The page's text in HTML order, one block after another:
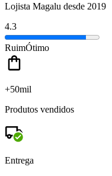
Lojista Magalu desde 2019
4.3
RuimÓtimo
+50mil
Produtos vendidos
Entrega